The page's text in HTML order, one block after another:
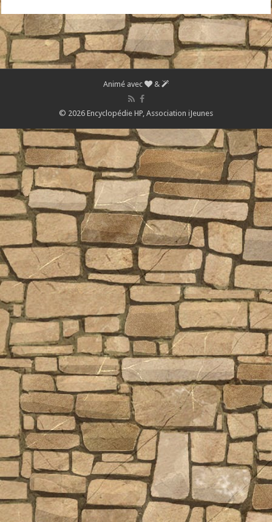
Animé avec &
© 2026 Encyclopédie HP, Association iJeunes